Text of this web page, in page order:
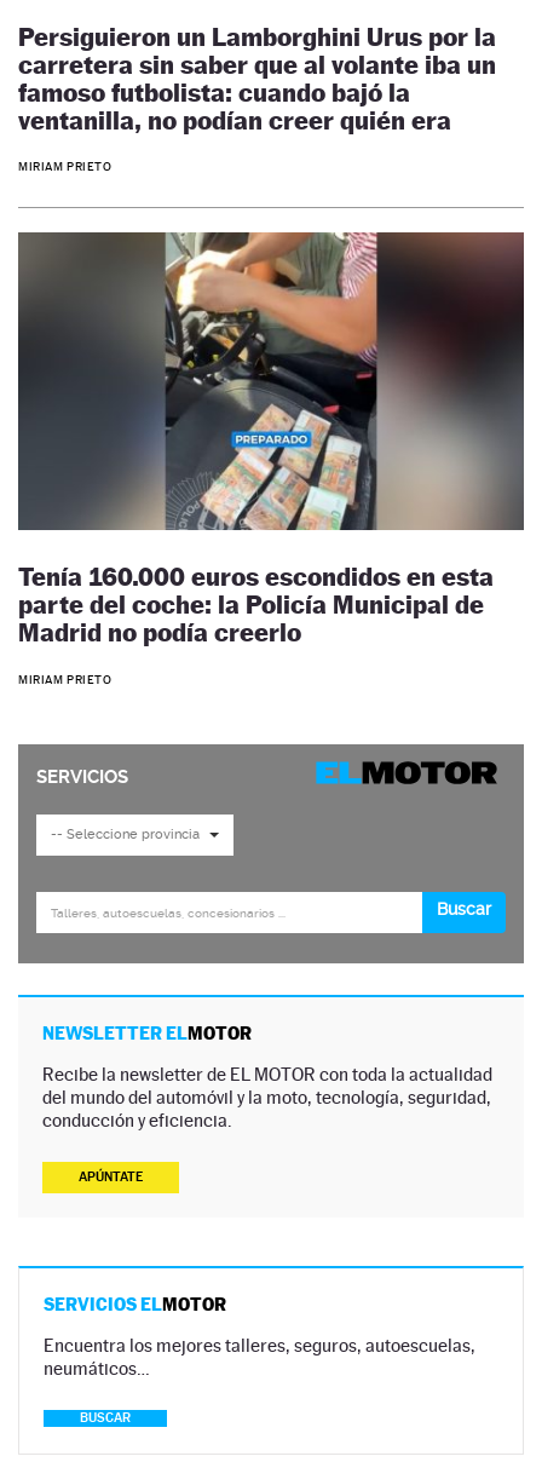
Persiguieron un Lamborghini Urus por la
carretera sin saber que al volante iba un
famoso futbolista: cuando bajó la
ventanilla, no podían creer quién era
MIRIAM PRIETO
Tenía 160.000 euros escondidos en esta
parte del coche: la Policía Municipal de
Madrid no podía creerlo
MIRIAM PRIETO
NEWSLETTER ELMOTOR
Recibe la newsletter de EL MOTOR con toda la actualidad
del mundo del automóvil y la moto, tecnología, seguridad,
conducción y eficiencia.
APÚNTATE
SERVICIOS ELMOTOR
Encuentra los mejores talleres, seguros, autoescuelas,
neumáticos…
BUSCAR